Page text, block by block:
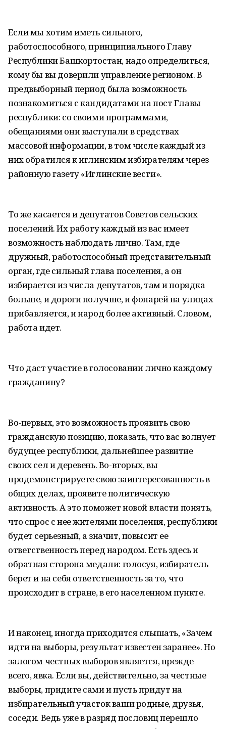
Если мы хотим иметь сильного,
работоспособного, принципиального Главу
Республики Башкортостан, надо определиться,
кому бы вы доверили управление регионом. В
предвыборный период была возможность
познакомиться с кандидатами на пост Главы
республики: со своими программами,
обещаниями они выступали в средствах
массовой информации, в том числе каждый из
них обратился к иглинским избирателям через
районную газету «Иглинские вести».
То же касается и депутатов Советов сельских
поселений. Их работу каждый из вас имеет
возможность наблюдать лично. Там, где
дружный, работоспособный представительный
орган, где сильный глава поселения, а он
избирается из числа депутатов, там и порядка
больше, и дороги получше, и фонарей на улицах
прибавляется, и народ более активный. Словом,
работа идет.
Что даст участие в голосовании лично каждому
гражданину?
Во-первых, это возможность проявить свою
гражданскую позицию, показать, что вас волнует
будущее республики, дальнейшее развитие
своих сел и деревень. Во-вторых, вы
продемонстрируете свою заинтересованность в
общих делах, проявите политическую
активность. А это поможет новой власти понять,
что спрос с нее жителями поселения, республики
будет серьезный, а значит, повысит ее
ответственность перед народом. Есть здесь и
обратная сторона медали: голосуя, избиратель
берет и на себя ответственность за то, что
происходит в стране, в его населенном пункте.
И наконец, иногда приходится слышать, «Зачем
идти на выборы, результат известен заранее». Но
залогом честных выборов является, прежде
всего, явка. Если вы, действительно, за честные
выборы, придите сами и пусть придут на
избирательный участок ваши родные, друзья,
соседи. Ведь уже в разряд пословиц перешло